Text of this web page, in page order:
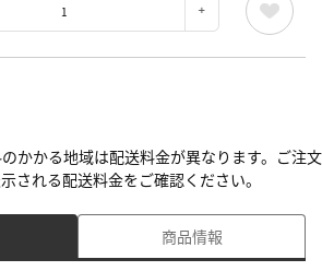
かかる地域は配送料金が異なります。ご注文
される配送料金をご確認ください。
商品情報